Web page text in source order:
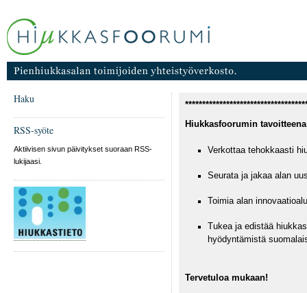
Haku
RSS-syöte
Aktiivisen sivun päivitykset suoraan RSS-
lukijaasi.
Hiukkasfoorumin
Verkottaa tehokkaasti
Seurata ja jakaa alan
Toimia alan
Tukea ja edistää
hyödyntämistä
Tervetuloa mukaan!